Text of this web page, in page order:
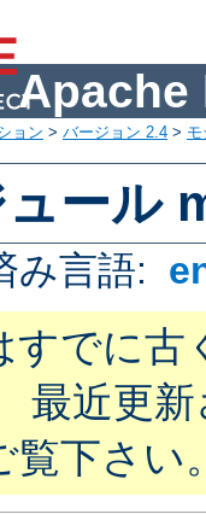
Apache
ョン > バージョン 2.4 >
ール
み言語:
すでに古
最近更
覧下さい